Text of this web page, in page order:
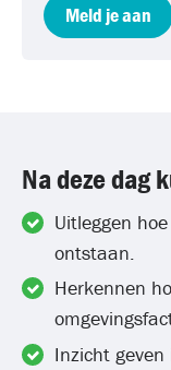
Meld je aan
Na deze dag
Uitleggen
ontstaan.
Herkennen
Inzicht geven